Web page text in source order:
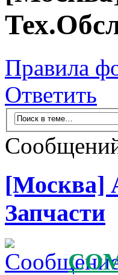
Правила
Ответить
[Москва]
Запчасти